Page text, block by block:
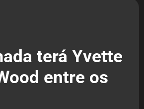
terá Yvette
entre os